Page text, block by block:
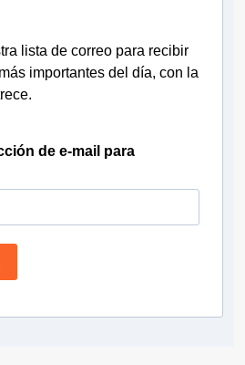
lista de correo para recibir
importantes del día, con la
de e-mail para